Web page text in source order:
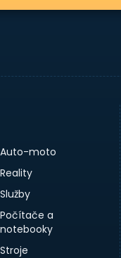
Auto-moto
Reality
Služby
Počítače a
notebooky
Stroje